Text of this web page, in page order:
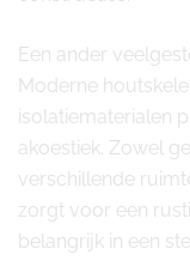
Een ander
Moderne
isolatiematerialen
akoestiek. Zowel
verschillende
zorgt voor een
belangrijk in een